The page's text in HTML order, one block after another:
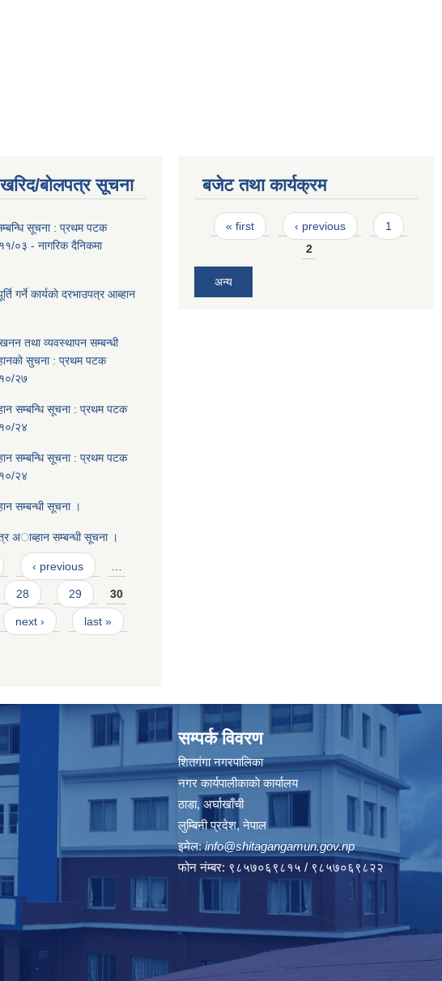
बोलपत्र सूचना
सूचना : प्रथम पटक
०३ - नागरिक दैनिकमा
गर्ने कार्यकाे दरभाउपत्र आब्हान
तथा व्यवस्थापन सम्बन्धी
सुचना : प्रथम पटक
२७
सम्बन्धि सूचना : प्रथम पटक
२४
सम्बन्धि सूचना : प्रथम पटक
२४
सम्बन्धी सूचना ।
अाब्हान सम्बन्धी सूचना ।
‹ previous
28 29 30
next › last »
बजेट तथा कार्यक्रम
Pages
« first ‹ previous
1
2
अन्य
सम्पर्क विवरण
शितगंगा नगरपालिका
नगर कार्यपालीकाकाे कार्यालय
ठाडा, अर्घाखाँची
लुम्बिनी प्रदेश, नेपाल
इमेल:info@shitagangamun.gov.np
फोन नंम्बर: ९८५७०६९८१५ / ९८५७०६९८२२